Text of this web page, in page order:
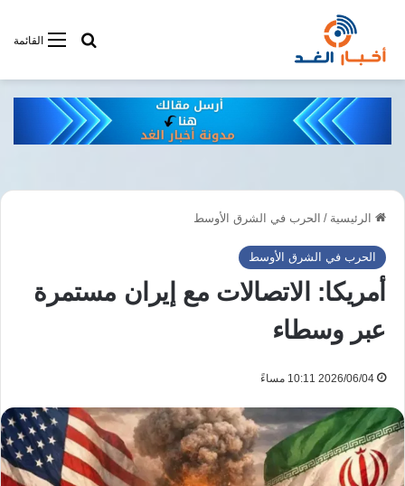
القائمةأبحت فى
الرئيسية / الحرب في الشرق الأوسط
الحرب في الشرق الأوسط
أمريكا: الاتصالات مع إيران مستمرة
عبر وسطاء
2026/06/04 10:11 مساءً